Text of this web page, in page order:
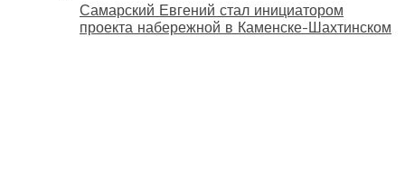
Самарский Евгений стал инициатором
проекта набережной в Каменске-Шахтинском